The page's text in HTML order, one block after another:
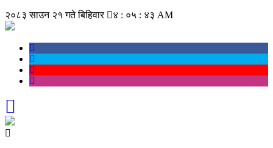
२०८३ साउन २१ गते बिहिवार
४ : ०५ : ४३ AM